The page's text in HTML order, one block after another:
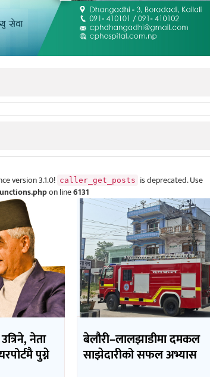
version 3.1.0! caller_get_posts is deprecated. Use
on line6131
नेता
पुग्ने
बेलौरी–लालझाडीमा दमकल
साझेदारीको सफल अभ्यास